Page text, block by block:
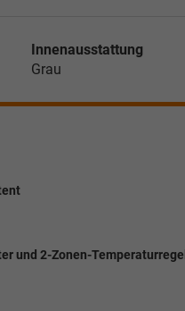
Innenausstattung
Grau
und 2-Zonen-